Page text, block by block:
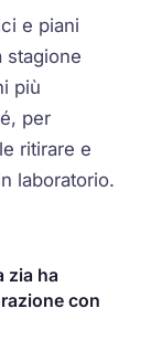
e piani
stagione
più
per
ritirare e
laboratorio.
zia ha
con